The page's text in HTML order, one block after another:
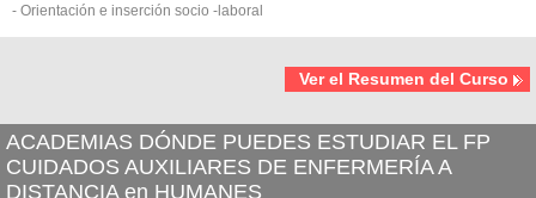
- Orientación e inserción socio -laboral
Ver el Resumen del Curso
ACADEMIAS DÓNDE PUEDES ESTUDIAR EL FP
CUIDADOS AUXILIARES DE ENFERMERÍA A
DISTANCIA en HUMANES